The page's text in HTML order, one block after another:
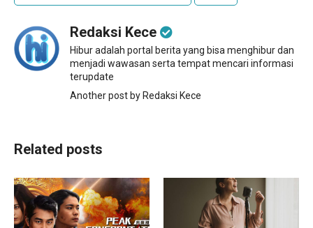
Redaksi Kece
Hibur adalah portal berita yang bisa menghibur dan
menjadi wawasan serta tempat mencari informasi
terupdate
Another post by Redaksi Kece
Related posts